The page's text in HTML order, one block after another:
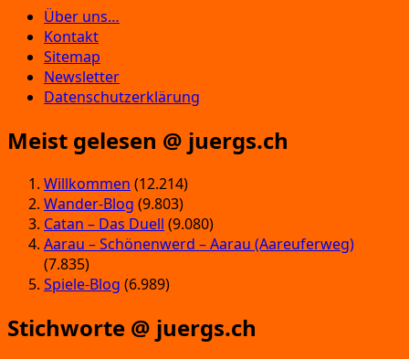
Über uns…
Kontakt
Sitemap
Newsletter
Datenschutzerklärung
Meist gelesen @ juergs.ch
Willkommen (12.214)
Wander-Blog (9.803)
Catan – Das Duell (9.080)
Aarau – Schönenwerd – Aarau (Aareuferweg)
(7.835)
Spiele-Blog (6.989)
Stichworte @ juergs.ch